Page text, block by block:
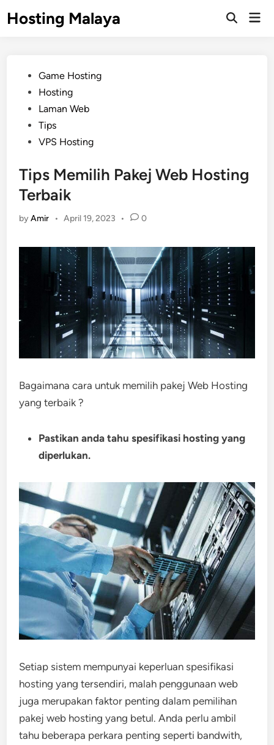
toHosting Malaya
Open
PostedGame Hosting
Hosting
Laman Web
Tips
VPS Hosting
Tips Memilih Pakej Web Hosting
Terbaik
byAmir • April 19, 2023 • 0
Bagaimana cara untuk memilih pakej Web Hosting
yang terbaik ?
Pastikan anda tahu spesifikasi hosting yang
diperlukan.
Setiap sistem mempunyai keperluan spesifikasi
hosting yang tersendiri, malah penggunaan web
juga merupakan faktor penting dalam pemilihan
pakej web hosting yang betul. Anda perlu ambil
tahu beberapa perkara penting seperti bandwith,